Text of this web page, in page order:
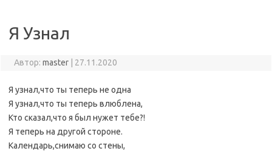
Я Узнал
Автор: master 27.11.2020
Я узнал,что ты теперь не одна
Я узнал,что ты теперь влюблена,
Кто сказал,что я был нужет тебе?!
Я теперь на другой стороне.
Календарь,снимаю со стены,